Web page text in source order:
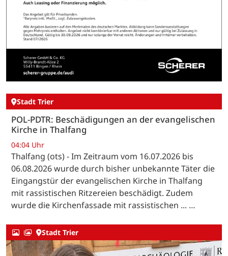
Stadt Trier
POL-PDTR: Beschädigungen an der evangelischen
Kirche in Thalfang
04:04 Uhr
Thalfang (ots) - Im Zeitraum vom 16.07.2026 bis
06.08.2026 wurde durch bisher unbekannte Täter die
Eingangstür der evangelischen Kirche in Thalfang
mit rassistischen Ritzereien beschädigt. Zudem
wurde die Kirchenfassade mit rassistischen ... …
Stadt Trier